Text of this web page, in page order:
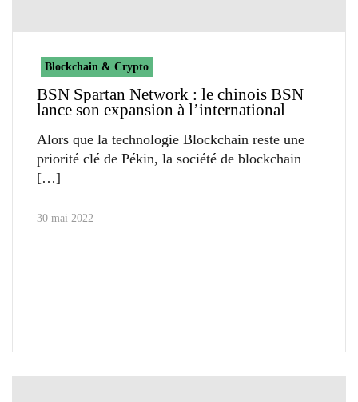
Blockchain & Crypto
BSN Spartan Network : le chinois BSN
lance son expansion à l’international
Alors que la technologie Blockchain reste une
priorité clé de Pékin, la société de blockchain
30 mai 2022